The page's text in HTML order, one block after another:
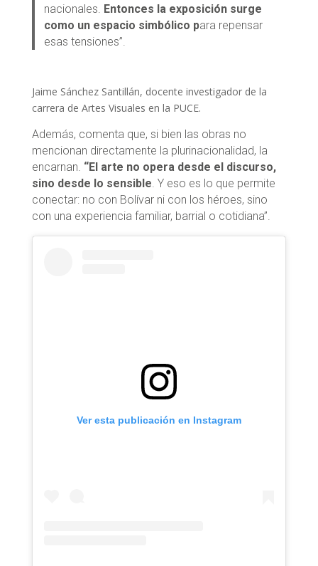
nacionales. Entonces la exposición surge
como un espacio simbólico para repensar
esas tensiones”.
Jaime Sánchez Santillán, docente investigador de la
carrera de Artes Visuales en la PUCE.
Además, comenta que, si bien las obras no
mencionan directamente la plurinacionalidad, la
encarnan. “El arte no opera desde el discurso,
sino desde lo sensible. Y eso es lo que permite
conectar: no con Bolívar ni con los héroes, sino
con una experiencia familiar, barrial o cotidiana”.
Ver esta publicación en Instagram